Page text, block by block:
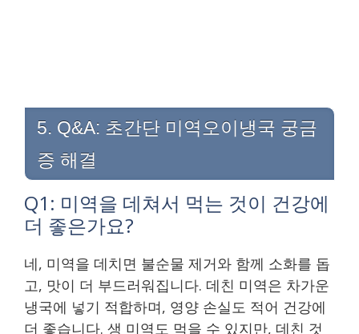
5. Q&A: 초간단 미역오이냉국 궁금
증 해결
Q1: 미역을 데쳐서 먹는 것이 건강에
더 좋은가요?
네, 미역을 데치면 불순물 제거와 함께 소화를 돕
고, 맛이 더 부드러워집니다. 데친 미역은 차가운
냉국에 넣기 적합하며, 영양 손실도 적어 건강에
더 좋습니다. 생 미역도 먹을 수 있지만, 데친 것